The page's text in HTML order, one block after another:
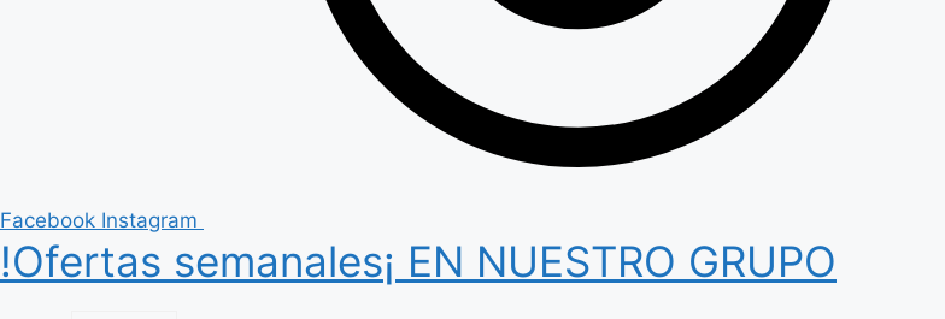
Facebook Instagram
!Ofertas semanales¡ EN NUESTRO GRUPO